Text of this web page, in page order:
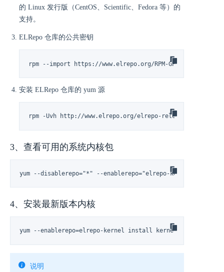
的 Linux 发行版（CentOS、Scientific、Fedora 等）的
支持。
ELRepo 仓库的公共密钥
rpm --import https://www.elrepo.org/RPM-GPG-KEY-
安装 ELRepo 仓库的 yum 源
rpm -Uvh http://www.elrepo.org/elrepo-release-7.0-
3、查看可用的系统内核包
yum --disablerepo="*" --enablerepo="elrepo-kernel" list
4、安装最新版本内核
yum --enablerepo=elrepo-kernel install kernel-ml
说明